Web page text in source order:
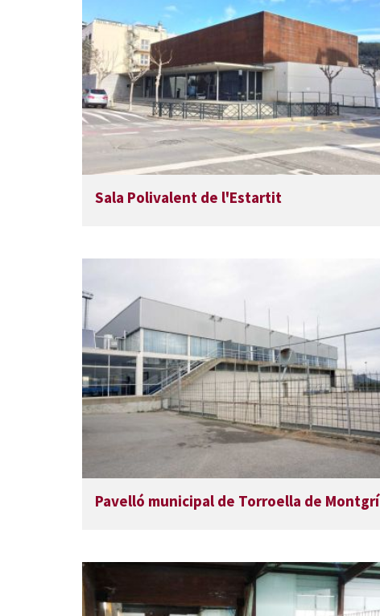
Sala Polivalent de l'Estartit
Pavelló municipal de Torroella de Montgrí